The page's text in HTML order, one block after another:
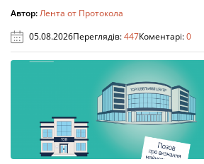
Автор:Лента от Протокола
05.08.2026Переглядів:447Коментарі:0